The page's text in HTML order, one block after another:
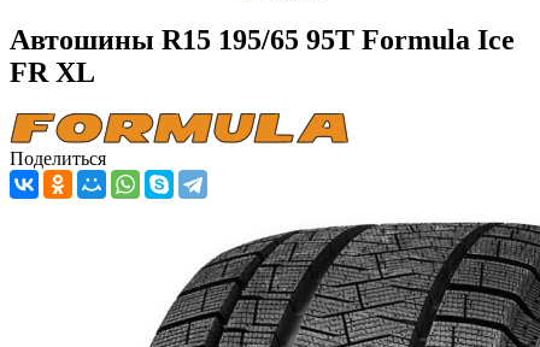
Автошины R15 195/65 95T Formula Ice
FR XL
Поделиться